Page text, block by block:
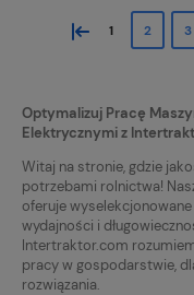
« 1 2 3
Optymalizuj Pracę
Elektrycznymi z
Witaj na stronie, gdzie
potrzebami rolnictwa!
oferuje
wydajności i
Intertraktor.com
pracy w gospodarstwie,
rozwiązania.